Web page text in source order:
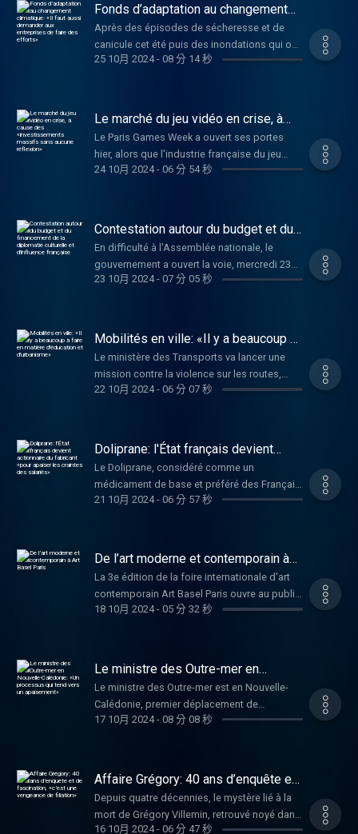
en marge du match contre l'Ajax Amsterdam.
Benyamin Netanyahu, le Premier ministre
israélien, a aussitôt annoncé l'envoi d'avions
média qui vulgarise la politique et le sport,
auteur de Geopolympics (éditions Max Milo),
s'exprime.
Fonds d’adaptation au changement
climatique: «Il faut aussi demander
aux entreprises de faire des efforts»
Après des épisodes de sécheresse et de
canicule cet été puis des inondations qui ont
entraîné d'importants dégâts en France,
vendredi 25 octobre, le troisième plan
national d'adaptation au changement
climatique. Michel Barnier propose une série
de « mesures concrètes » destinées à
préparer le pays aux conséquences qui sont
campagne et plaidoyer « inégalités
climatiques » chez Oxfam France.
25 10月 2024- 08 分 14 秒
Le marché du jeu vidéo en crise, à
cause des «investissements
massifs sans aucune réflexion»
Le Paris Games Week a ouvert ses portes
hier, alors que l'industrie française du jeu
vidéo a subi en 2024 l'une de ses années les
dans le secteur et plusieurs structures ont
déjà baissé le rideau. Cette crise a été
illustrée par la grève, il y a quelques jours,
des salariés d'Ubisoft, où l’annonce d’une
représentant du Syndicat des travailleurs et
travailleuses du jeu vidéo (STJV).
24 10月 2024- 06 分 54 秒
Contestation autour du budget et du
financement de la diplomatie
culturelle et d'influence française
En difficulté à l'Assemblée nationale, le
gouvernement a ouvert la voie, mercredi 23
octobre 2024, à l'utilisation de l'article 49.3
7ᵉ circonscription des Français établis hors
de France, a présenté le projet de rapport
relatif au budget de la diplomatie culturelle et
d’influence, qui comprend les subventions
budgétaires qui vont être imposées sur la
dépense des opérateurs de la France qui
agissent à l'international.
23 10月 2024- 07 分 05 秒
Mobilités en ville: «Il y a beaucoup à
faire en matière d'éducation et
d'urbanisme»
Le ministère des Transports va lancer une
mission contre la violence sur les routes,
quelques jours après la mort d’un cycliste
Ce tragique événement révèle l’hostilité
quotidienne entre les automobilistes et les
cyclistes. La mission devra formuler des
propositions au sujet de l'éducation routière,
de l'amélioration continue des
Entretien avec Jean Coldefy, directeur du
programme Mobilités et Transitions d’ATEC
ITS France et conseiller du président de
Transdev.
22 10月 2024- 06 分 07 秒
Doliprane: l'État français devient
actionnaire du fabricant «pour apaiser
les craintes des salariés»
Le Doliprane, considéré comme un
médicament de base et préféré des Français,
se rapproche des États-Unis. Sanofi a
potentiellement le contrôle de sa filiale qui
commercialise le médicament. Le projet de
France. Après des négociations exclusives,
Ivaldi, professeur à la Toulouse School of
Economics, spécialiste de l'économie
industrielle.
21 10月 2024- 06 分 57 秒
De l’art moderne et contemporain à
Art Basel Paris
La 3e édition de la foire internationale d'art
contemporain Art Basel Paris ouvre au public
ce vendredi 18 octobre, pour la première fois
célébrités du monde entier, il est désormais
à la mode, un rendez-vous incontournable.
Les explications de Marion Papillon,
galeriste, présidente du Comité
Weekend.
18 10月 2024- 05 分 32 秒
Le ministre des Outre-mer en
Nouvelle-Calédonie: «Un processus
qui tend vers un apaisement»
Le ministre des Outre-mer est en Nouvelle-
Calédonie, premier déplacement de
François-Noël Buffet dans un territoire où les
lorsque les indépendantistes et de nombreux
jeunes protestaient contre la réforme du
corps électoral, mais on est encore loin d'un
retour à la normale. Le ministre a multiplié les
17 10月 2024- 08 分 08 秒
Affaire Grégory: 40 ans d’enquête et
de fascination, «c’est une vengeance
de filiation»
Depuis quatre décennies, le mystère lié à la
mort de Grégory Villemin, retrouvé noyé dans
la Vologne à quelques kilomètres de son
16 10月 2024- 06 分 47 秒